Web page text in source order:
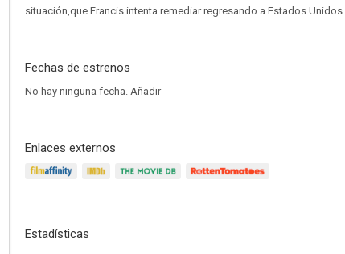
situación,que Francis intenta remediar regresando a Estados
Fechas de estrenos
No hay ninguna fecha. Añadir
Enlaces externos
Estadísticas